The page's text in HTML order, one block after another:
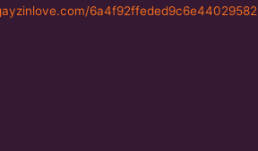
6a4f92ffeded9c6e44029582